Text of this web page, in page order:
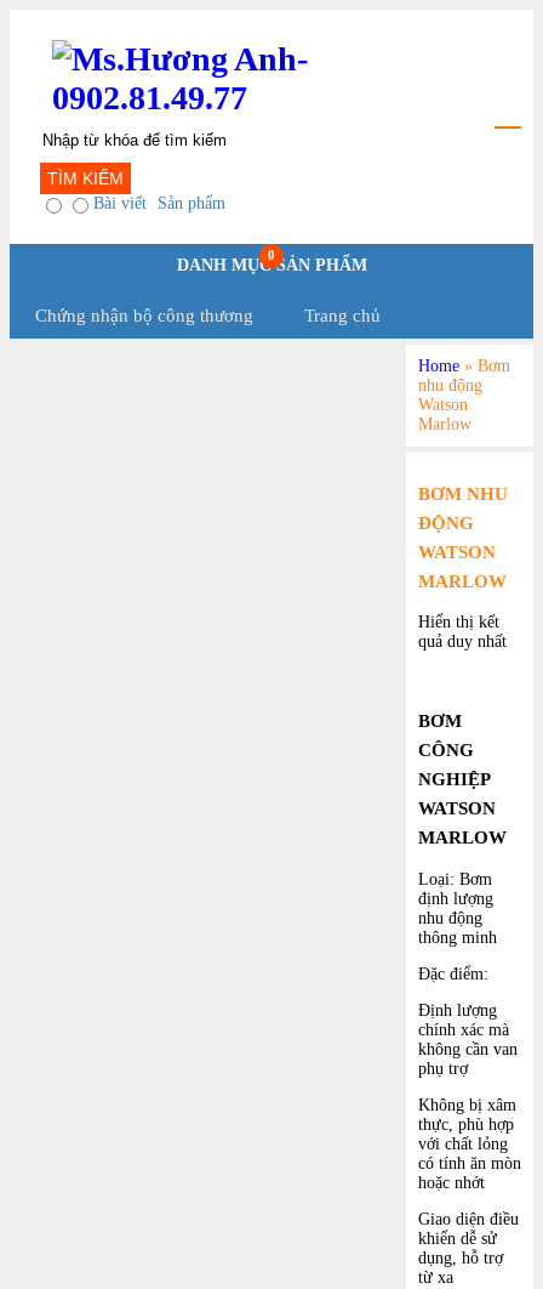
TÌM KIẾM
Bài viết Sản phẩm
0
DANH MỤC SẢN PHẨM
Chứng nhận bộ công thương Trang chủ
Home » Bơm
nhu động
Watson
Marlow
BƠM NHU
ĐỘNG
WATSON
MARLOW
Hiển thị kết
quả duy nhất
BƠM
CÔNG
NGHIỆP
WATSON
MARLOW
Loại: Bơm
định lượng
nhu động
thông minh
Đặc điểm:
Định lượng
chính xác mà
không cần van
phụ trợ
Không bị xâm
thực, phù hợp
với chất lỏng
có tính ăn mòn
hoặc nhớt
Giao diện điều
khiển dễ sử
dụng, hỗ trợ
từ xa